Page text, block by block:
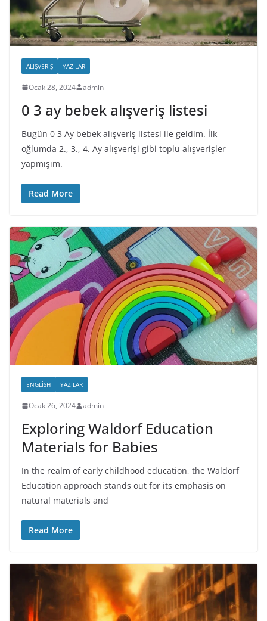
ALIŞVERIŞ YAZILAR
Ocak 28, 2024 admin
0 3 ay bebek alışveriş listesi
Bugün 0 3 Ay bebek alışveriş listesi ile geldim. İlk
oğlumda 2., 3., 4. Ay alışverişi gibi toplu alışverişler
yapmışım.
Read More
ENGLISH YAZILAR
Ocak 26, 2024 admin
Exploring Waldorf Education
Materials for Babies
In the realm of early childhood education, the Waldorf
Education approach stands out for its emphasis on
natural materials and
Read More